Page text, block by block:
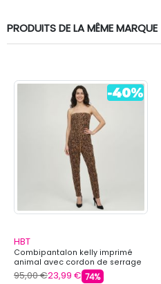
PRODUITS DE LA MÊME MARQUE
HBT
Combipantalon kelly imprimé
animal avec cordon de serrage
Femme HBT
95,00 €23,99 € 74%